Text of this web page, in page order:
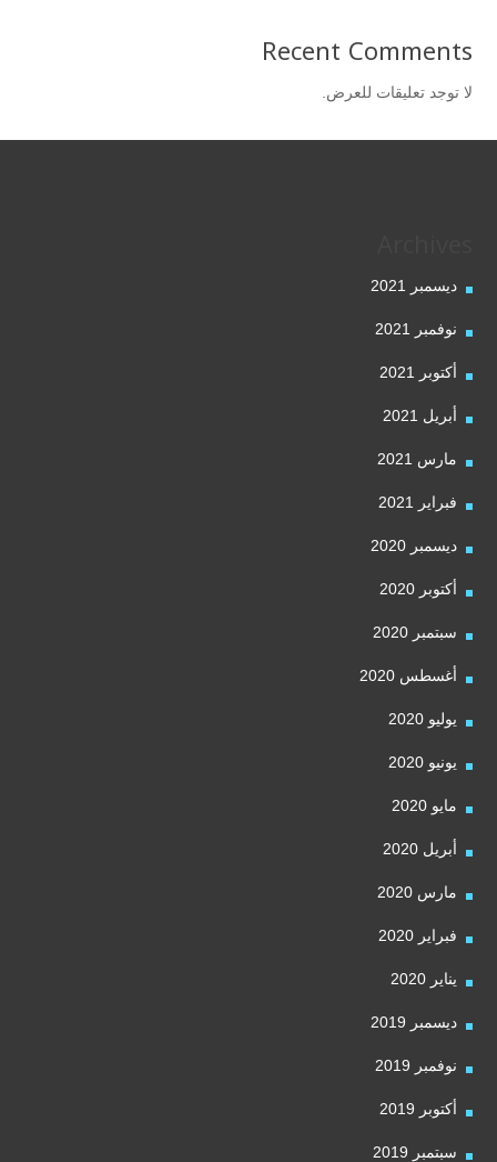
Recent Comments
لا توجد تعليقات للعرض.
ديسمبر 2021
نوفمبر 2021
أكتوبر 2021
أبريل 2021
مارس 2021
فبراير 2021
ديسمبر 2020
أكتوبر 2020
سبتمبر 2020
أغسطس 2020
يوليو 2020
يونيو 2020
مايو 2020
أبريل 2020
مارس 2020
فبراير 2020
يناير 2020
ديسمبر 2019
نوفمبر 2019
أكتوبر 2019
سبتمبر 2019